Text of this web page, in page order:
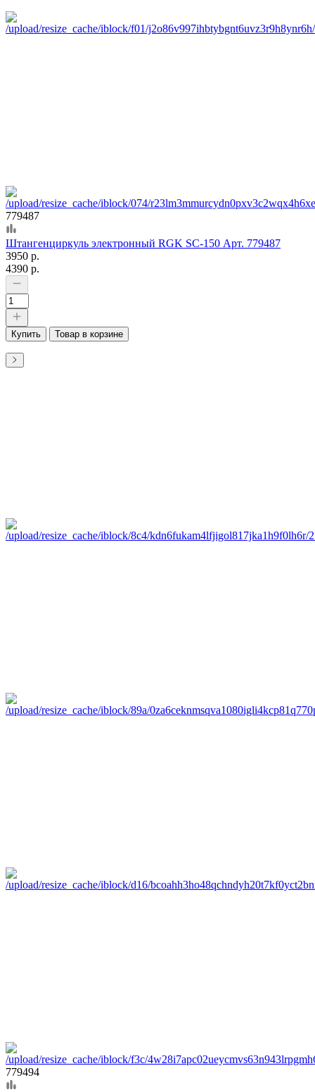
779487
Штангенциркуль электронный RGK SC-150 Арт. 779487
3950 р.
4390 р.
Купить Товар в корзине
779494